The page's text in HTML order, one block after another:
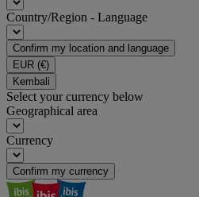
Country/Region - Language
Confirm my location and language
EUR (€)
Kembali
Select your currency below
Geographical area
Currency
Confirm my currency